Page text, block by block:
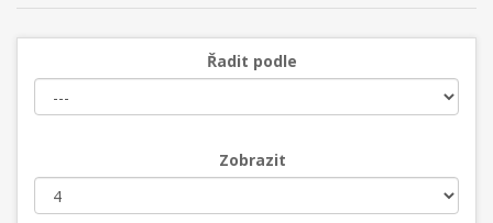
Řadit podle
Zobrazit